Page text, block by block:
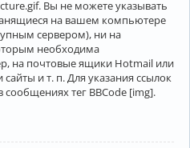
Вы не можете указывать
на вашем компьютере
сервером), ни на
необходима
на почтовые ящики Hotmail или
и т. п. Для указания ссылок
тег BBCode [img].